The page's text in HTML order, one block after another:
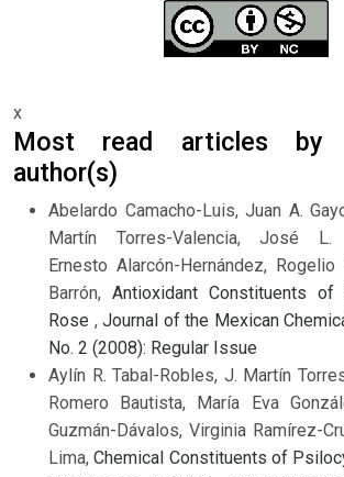
x
Most read articles by
author(s)
Abelardo Camacho-Luis, Juan A.
Martín Torres-Valencia, José L.
Ernesto Alarcón-Hernández,
Barrón, Antioxidant Constituents of
Rose ,Journal of the Mexican
No. 2 (2008): Regular Issue
Aylín R. Tabal-Robles, J. Martín
Romero Bautista, María Eva
Guzmán-Dávalos, Virginia Ramírez-
Lima,Chemical Constituents of